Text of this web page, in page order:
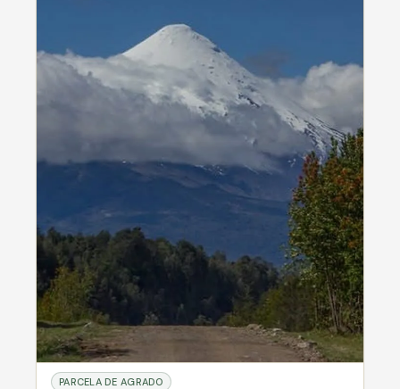
PARCELA DE AGRADO